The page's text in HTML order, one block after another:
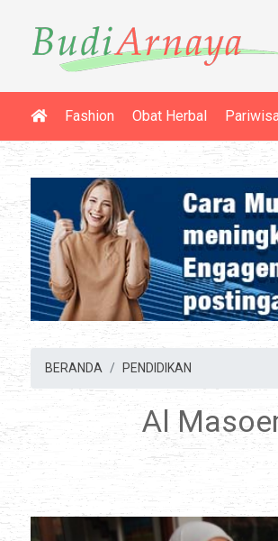
Fashion Obat Herbal
BERANDA PENDIDIKAN
Al